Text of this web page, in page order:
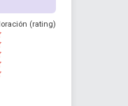
(rating)